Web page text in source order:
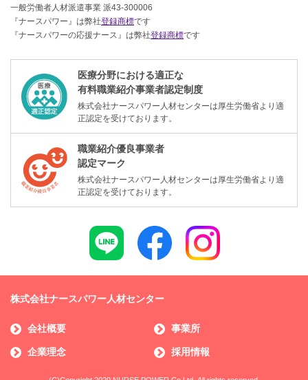
一般労働者人材派遣事業 派43-300006
『ナースパワー』は弊社登録商標です
『ナースパワーの応援ナース』は弊社登録商標です
医療分野における適正な
有料職業紹介事業者認定制度
株式会社ナースパワー人材センターは厚生労働省より適
正認定を受けております。
職業紹介優良事業者
認定マーク
株式会社ナースパワー人材センターは厚生労働省より適
正認定を受けております。
株式会社ナースパワー人材センター
会社概要 事業所
企業理念 採用情報